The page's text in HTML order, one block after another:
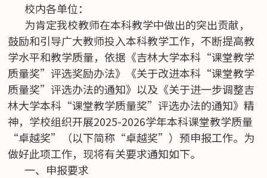
校内各单位：
为肯定我校教师在本科教学中做出的突出贡献，
鼓励和引导广大教师投入本科教学工作，不断提高教
学水平和教学质量，依据《吉林大学本科“课堂教学
质量奖”评选奖励办法》《关于改进本科“课堂教学
质量奖”评选办法的通知》以及《关于进一步调整吉
林大学本科“课堂教学质量奖”评选办法的通知》精
神，学校组织开展2025-2026学年本科课堂教学质量
“卓越奖”（以下简称“卓越奖”）预申报工作。为
做好此项工作，现将有关要求通知如下。
一、申报要求